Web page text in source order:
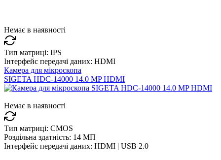
Немає в наявності
Тип матриці: IPS
Інтерфейс передачі даних: HDMI
Камера для мікроскопа
SIGETA HDC-14000 14.0 MP HDMI
Немає в наявності
Тип матриці: CMOS
Роздільна здатність: 14 МП
Інтерфейс передачі даних: HDMI | USB 2.0